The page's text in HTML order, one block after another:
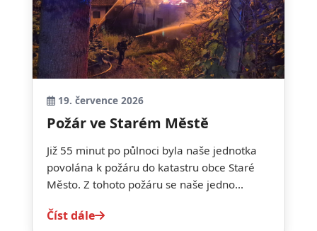
19. července 2026
Požár ve Starém Městě
Již 55 minut po půlnoci byla naše jednotka
povolána k požáru do katastru obce Staré
Město. Z tohoto požáru se naše jedno...
Číst dále